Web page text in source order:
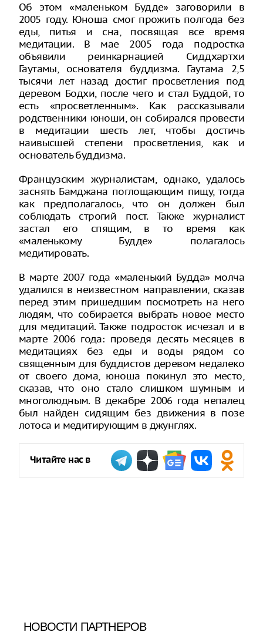
Об этом «маленьком Будде» заговорили в
2005 году. Юноша смог прожить полгода без
еды, питья и сна, посвящая все время
медитации. В мае 2005 года подростка
объявили реинкарнацией Сиддхартхи
Гаутамы, основателя буддизма. Гаутама 2,5
тысячи лет назад достиг просветления под
деревом Бодхи, после чего и стал Буддой, то
есть «просветленным». Как рассказывали
родственники юноши, он собирался провести
в медитации шесть лет, чтобы достичь
наивысшей степени просветления, как и
основатель буддизма.
Французским журналистам, однако, удалось
заснять Бамджана поглощающим пищу, тогда
как предполагалось, что он должен был
соблюдать строгий пост. Также журналист
застал его спящим, в то время как
«маленькому Будде» полагалось
медитировать.
В марте 2007 года «маленький Будда» молча
удалился в неизвестном направлении, сказав
перед этим пришедшим посмотреть на него
людям, что собирается выбрать новое место
для медитаций. Также подросток исчезал и в
марте 2006 года: проведя десять месяцев в
медитациях без еды и воды рядом со
священным для буддистов деревом недалеко
от своего дома, юноша покинул это место,
сказав, что оно стало слишком шумным и
многолюдным. В декабре 2006 года непалец
был найден сидящим без движения в позе
лотоса и медитирующим в джунглях.
Читайте нас в